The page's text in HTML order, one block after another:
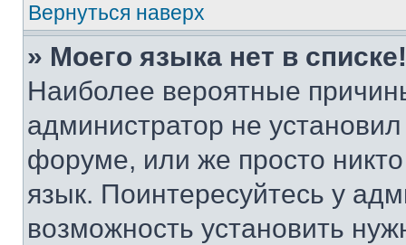
Вернуться наверх
» Моего языка нет в списке!
Наиболее вероятные
администратор не
форуме, или же просто
язык. Поинтересуйтесь у
возможность установить